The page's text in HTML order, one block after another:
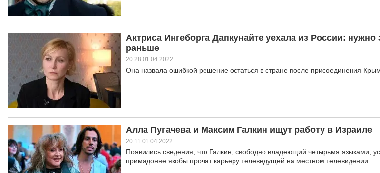
Актриса Ингеборга Дапкунайте уехала из России:
раньше
20:28 01.04.2022
Она назвала ошибкой решение остаться в стране после присоединения
Алла Пугачева и Максим Галкин ищут работу в Израиле
20:11 01.04.2022
Появились сведения, что Галкин, свободно владеющий четырьмя языками,
примадонне якобы прочат карьеру телеведущей на местном телевидении.